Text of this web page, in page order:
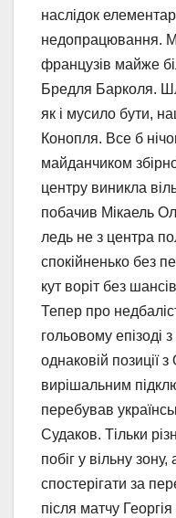
наслідок
недопрацювання.
французів майже
Бредля Барколя.
як і мусило бути,
Конопля. Все б
майданчиком
центру виникла
побачив Мікаель
ледь не з центра
спокійненько без
кут воріт без
Тепер про
гольовому епізоді
однаковій позиції
вирішальним
перебував
Судаков. Тільки
побіг у вільну
спостерігати за
після матчу